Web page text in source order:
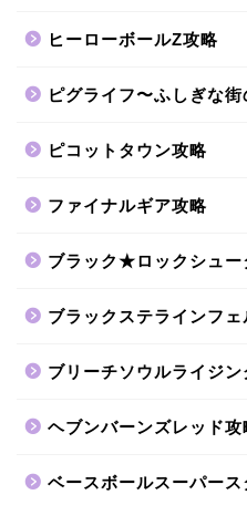
ヒーローボールZ攻略
ピグライフ〜ふしぎな
ピコットタウン攻略
ファイナルギア攻略
ブラック★ロックシュ
ブラックステラインフェ
ブリーチソウルライジン
ヘブンバーンズレッド攻
ベースボールスーパース